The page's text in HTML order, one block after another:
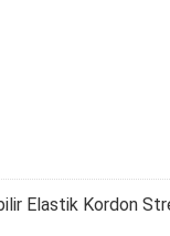
Elastik Kordon